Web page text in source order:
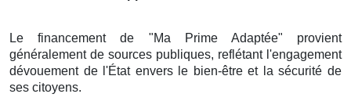
Le financement de "Ma Prime Adaptée" provient
généralement de sources publiques, reflétant l'engagement
dévouement de l'État envers le bien-être et la sécurité de
ses citoyens.